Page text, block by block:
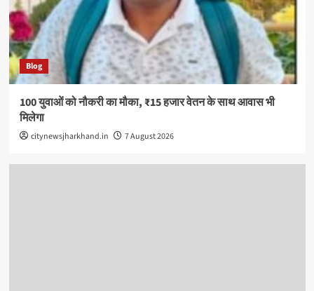
Blog
100 युवाओं को नौकरी का मौका, ₹15 हजार वेतन के साथ आवास भी
मिलेगा
citynewsjharkhand.in 7 August 2026